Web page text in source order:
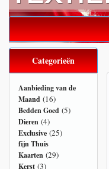
Categorieën
Aanbieding van de
Maand (16)
Bedden Goed (5)
Dieren (4)
Exclusive (25)
fijn Thuis
Kaarten (29)
Kerst (3)